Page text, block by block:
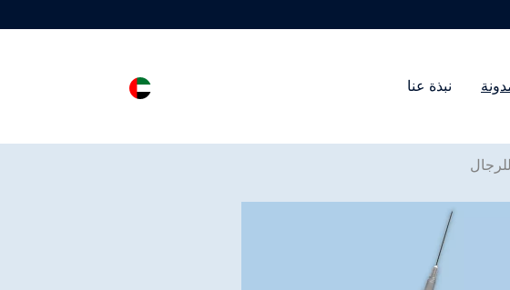
نبذة عنا